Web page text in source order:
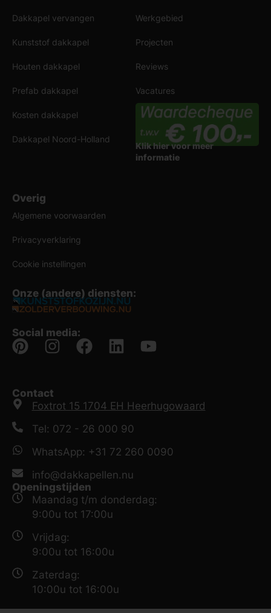
Dakkapel vervangen
Kunststof dakkapel
Houten dakkapel
Prefab dakkapel
Kosten dakkapel
Dakkapel Noord-Holland
Werkgebied
Projecten
Reviews
Vacatures
Klik hier voor meer
informatie
Overig
Algemene voorwaarden
Privacyverklaring
Cookie instellingen
Onze (andere) diensten:
Social media:
Contact
Foxtrot 15 1704 EH Heerhugowaard
Tel: 072 - 26 000 90
WhatsApp: +31 72 260 0090
info@dakkapellen.nu
Openingstijden
Maandag t/m donderdag:
9:00u tot 17:00u
Vrijdag:
9:00u tot 16:00u
Zaterdag:
10:00u tot 16:00u